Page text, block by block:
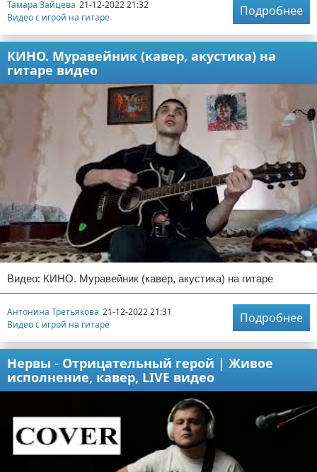
Тамара Зайцева 21-12-2022 21:32
Видео с игрой на гитаре
Подробнее
КИНО. Муравейник (кавер, акустика) на
гитаре видео
Видео: КИНО. Муравейник (кавер, акустика) на гитаре
Антонина Третьякова 21-12-2022 21:31
Видео с игрой на гитаре
Подробнее
Нервы - Отрицательный герой | Живое
исполнение, кавер, LIVE видео